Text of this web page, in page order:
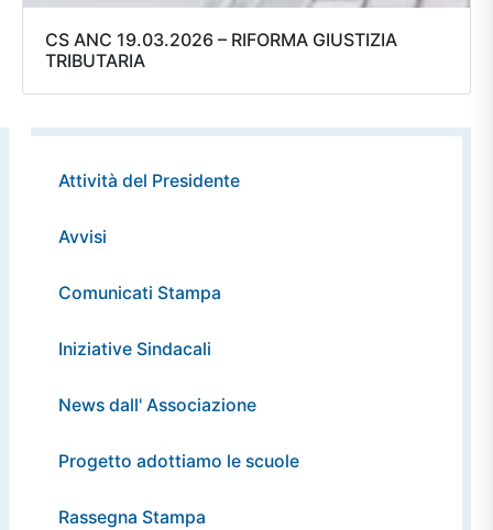
CS ANC 19.03.2026 – RIFORMA GIUSTIZIA
TRIBUTARIA
Attività del Presidente
Avvisi
Comunicati Stampa
Iniziative Sindacali
News dall' Associazione
Progetto adottiamo le scuole
Rassegna Stampa